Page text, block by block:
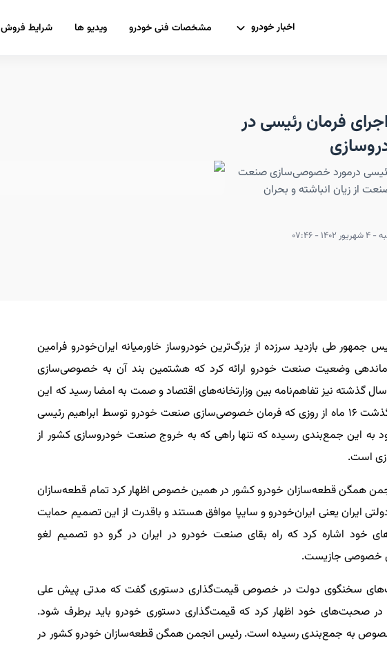
اخبار خودرو مشخصات فنی خودرو ویدیو ها شرایط فروش
فرمان رئیسی در
درمورد خصوصی‌سازی صنعت
از زیان انباشته و بحران
۱۴۰۲ - ۰۷:۴۶
۱۴۰۰ بود که رئیس جمهور طی بازدید سرزده از بزرگ‌ترین خودروساز خاورمیانه ایران‌خودرو فرامین
وضعیت صنعت خودرو ارائه کرد که هشتمین بند آن به خصوصی‌سازی
گذشته نیز تفاهم‌نامه بین وزارتخانه‌های اقتصاد و صمت به امضا رسید که این
فران اجرایی شود. حال پس از گذشت ۱۶ ماه از روزی که فرمان خصوصی‌سازی صنعت خودرو توسط ابراهیم رئیسی
به این جمع‌بندی رسیده که تنها راهی که به خروج صنعت خودروسازی کشور از
است.
همگن قطعه‌سازان خودرو کشور در همین خصوص اظهار کرد تمام قطعه‌سازان
ایران یعنی ایران‌خودرو و سایپا موافق هستند و باقدرت از این تصمیم حمایت
خود اشاره کرد که راه بقای صنعت خودرو در ایران در گرو دو تصمیم لغو
خصوصی جازیست.
سخنگوی دولت در خصوص قیمت‌گذاری دستوری گفت که مدتی پیش علی
صحبت‌های خود اظهار کرد که قیمت‌گذاری دستوری خودرو باید برطرف شود.
به جمع‌بندی رسیده است. رئیس انجمن همگن قطعه‌سازان خودرو کشور در